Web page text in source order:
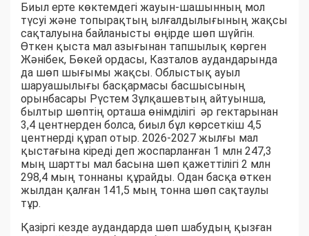
Биыл ерте көктемдегі жауын-шашынның мол
түсуі және топырақтың ылғалдылығының жақсы
сақталуына байланысты өңірде шөп шүйгін.
Өткен қыста мал азығынан тапшылық көрген
Жәнібек, Бөкей ордасы, Казталов аудандарында
да шөп шығымы жақсы. Облыстық ауыл
шаруашылығы басқармасы басшысының
орынбасары Рүстем Зұлқашевтың айтуынша,
былтыр шөптің орташа өнімділігі әр гектарынан
3,4 центнерден болса, биыл бұл көрсеткіш 4,5
центнерді құрап отыр. 2026-2027 жылғы мал
қыстағына кіреді деп жоспарланған 1 млн 247,3
мың шартты мал басына шөп қажеттілігі 2 млн
298,4 мың тоннаны құрайды. Одан басқа өткен
жылдан қалған 141,5 мың тонна шөп сақтаулы
тұр.
Қазіргі кезде аудандарда шөп шабудың қызған